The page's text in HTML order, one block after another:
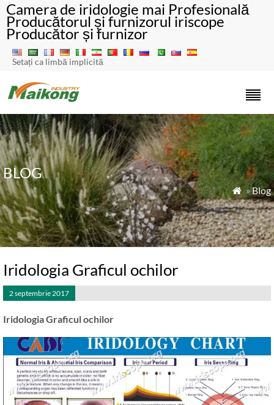
Camera de iridologie mai Profesională
Producătorul și furnizorul iriscope
Producător și furnizor
Setați ca limbă implicită
BLOG
 »Blog
Iridologia Graficul ochilor
2 septembrie 2017
Iridologia Graficul ochilor